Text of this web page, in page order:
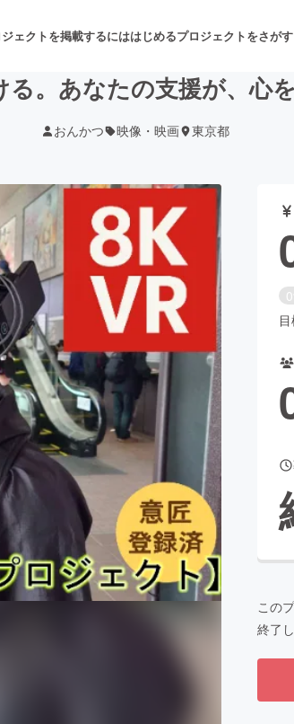
ェクトを掲載するにははじめるプロジェクトをさがす
舞台・パフォー
ービス開発 フード・飲食店
誌出版 アニメ・漫画
ビューティー・
CAMPFIRE for Social Good
CAMPFIRE Creation
CAMPFIREふるさと納税machi-ya コミュニティ
る。あなたの支援が、心
おんかつ 映像・映画 東京都
この
終了